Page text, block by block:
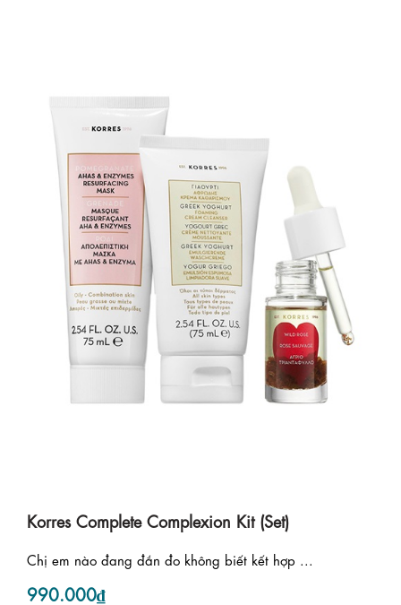
Korres Complete Complexion Kit (Set)
Chị em nào đang đắn đo không biết kết hợp ...
990.000₫